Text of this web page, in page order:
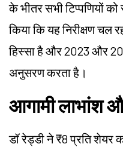
के भीतर सभी टिप्पणियों
किया कि यह निरीक्षण चल
हिस्सा है और 2023 और
अनुसरण करता है।
आगामी लाभांश
डॉ रेड्डी ने ₹8 प्रति शेयर